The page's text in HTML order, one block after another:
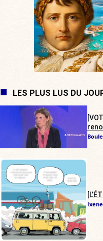
LES PLUS LUS DU
Ixene